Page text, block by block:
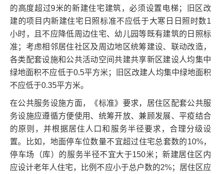
的高度超过9米的新建住宅建筑，必须设置电梯；旧区改
建的项目内新建住宅日照标准不应低于大寒日日照时数1
小时，且不应降低周边住宅、幼儿园等既有建筑的日照标
准；考虑相邻居住社区及周边地区统筹建设、联动改造，
各类配套设施和公共活动空间共建共享新区建设人均集中
绿地面积不应低于0.5平方米；旧区改建人均集中绿地面积
不应低于0.35平方米。
在公共服务设施方面，《标准》要求，居住区配套公共服
务设施应遵循方便使用、统筹开放、兼顾发展、平疫结合
的原则，并根据居住人口和服务半径要求，合理分级设
置。比如，地面停车位数量不宜超过住宅总套数的10%，
停车场（库）的服务半径不宜大于150米；新建居住区内
应设计老年人住宅，比例不应小于总户数的2%；居住区应